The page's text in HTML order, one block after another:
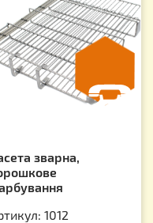
зварна,
1012